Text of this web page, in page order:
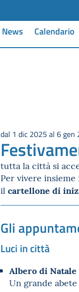
News Calendario
dal 1 dic 2025 al 6 gen
tutta la città si
Per vivere
il cartellone di
Gli
Luci in città
Albero di Natale
Un grande